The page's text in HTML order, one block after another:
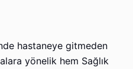
hastaneye gitmeden
yönelik hem Sağlık